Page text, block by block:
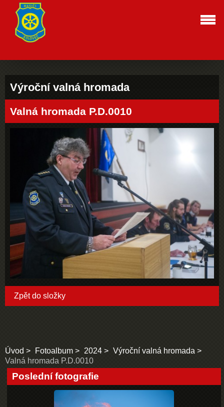
Výroční valná hromada
Valná hromada P.D.0010
Zpět do složky
Úvod Fotoalbum 2024
Výroční valná hromada
Valná hromada P.D.0010
Poslední fotografie